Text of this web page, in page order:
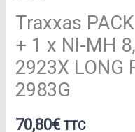
Traxxas
+ 1 x NI-MH
2923X LONG
2983G
70,80€ TTC